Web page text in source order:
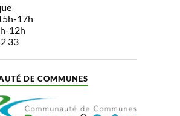
17h
12h
33
DE COMMUNES